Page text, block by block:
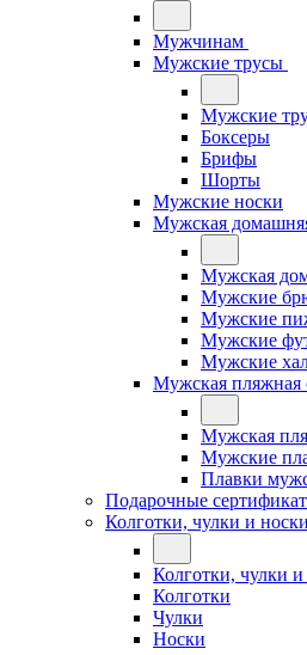
Мужчинам
Мужские трусы
Мужские
Боксеры
Брифы
Шорты
Мужские носки
Мужская
Мужская
Мужские
Мужские
Мужские
Мужские
Мужская пляжная
Мужская
Мужские
Плавки
Подарочные
Колготки, чулки и носки
Колготки, чулки и
Колготки
Чулки
Носки